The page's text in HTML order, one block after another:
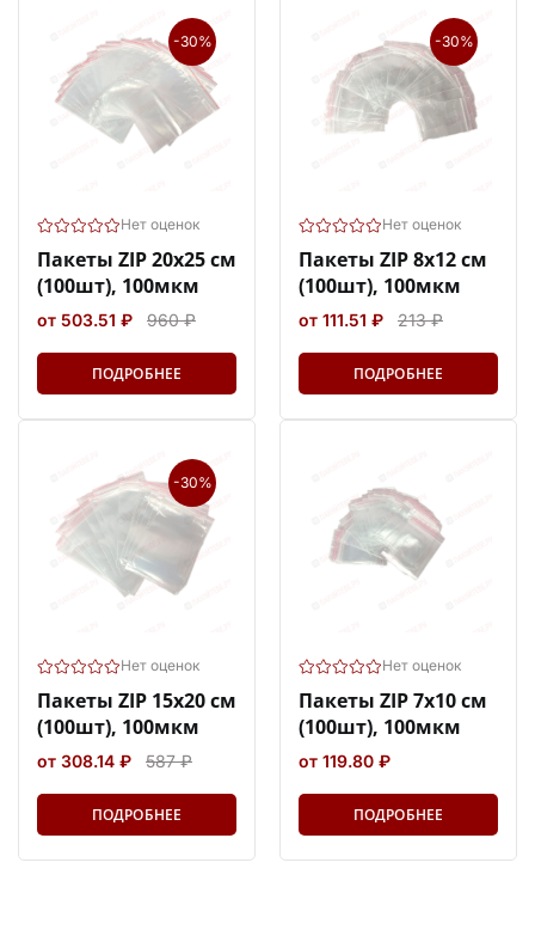
-30%
Нет оценок
Пакеты ZIP 20х25 см
(100шт), 100мкм
от 503.51 ₽ 960 ₽
ПОДРОБНЕЕ
-30%
Нет оценок
Пакеты ZIP 8х12 см
(100шт), 100мкм
от 111.51 ₽ 213 ₽
ПОДРОБНЕЕ
-30%
Нет оценок
Пакеты ZIP 15х20 см
(100шт), 100мкм
от 308.14 ₽ 587 ₽
ПОДРОБНЕЕ
Нет оценок
Пакеты ZIP 7х10 см
(100шт), 100мкм
от 119.80 ₽
ПОДРОБНЕЕ